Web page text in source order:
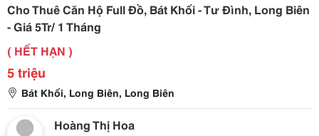
Cho Thuê Căn Hộ Full Đồ, Bát Khối - Tư Đình, Long Biên
- Giá 5Tr/ 1 Tháng
( HẾT HẠN )
5 triệu
Bát Khối, Long Biên, Long Biên
Hoàng Thị Hoa